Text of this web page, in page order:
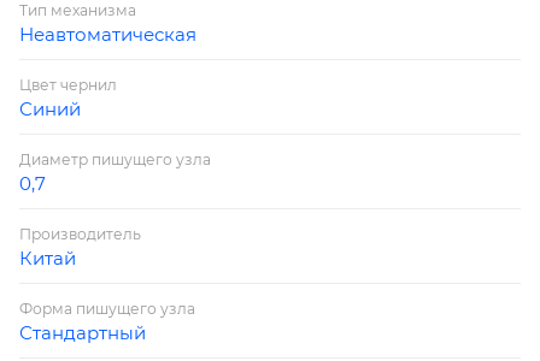
Тип механизма
Неавтоматическая
Цвет чернил
Синий
Диаметр пишущего узла
0,7
Производитель
Китай
Форма пишущего узла
Стандартный